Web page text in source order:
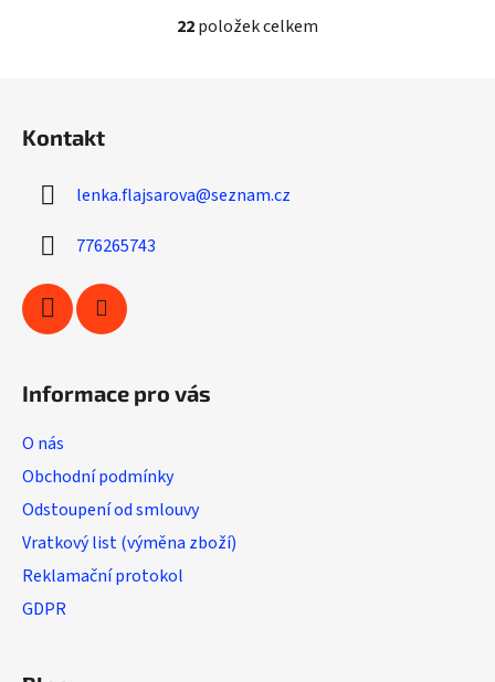
O
í
22položek celkem
Kontakt
lenka.flajsarova@seznam.cz
776265743
Informace pro vás
O nás
Obchodní podmínky
Odstoupení od smlouvy
Vratkový list (výměna zboží)
Reklamační protokol
GDPR